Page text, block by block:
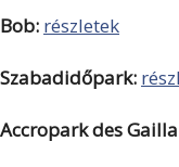
Bob: részletek
Szabadidőpark:
Accropark des